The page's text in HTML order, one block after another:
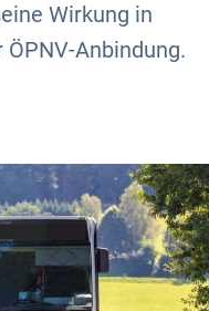
Wirkung in
Anbindung.